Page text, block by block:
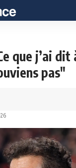
que j’ai dit
pas"